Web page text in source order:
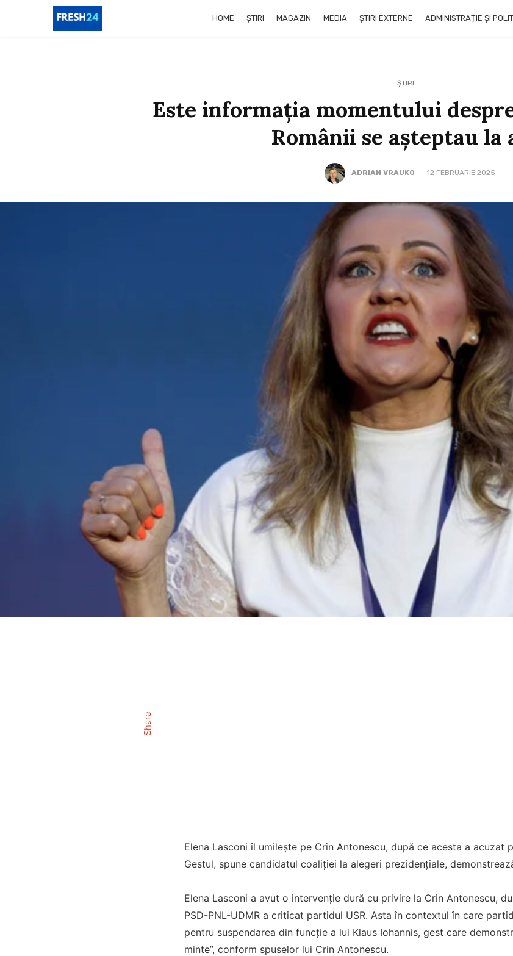
HOME ȘTIRI MAGAZIN MEDIA ȘTIRI EXTERNE ADMINISTRAȚIE ȘI
ȘTIRI
Este informația momentului
Românii se așteptau la
ADRIAN VRAUKO 12 FEBRUARIE 2025
Share
Elena Lasconi îl umilește pe Crin Antonescu, după ce acesta a acuzat
Gestul, spune candidatul coaliției la alegeri prezidențiale,
Elena Lasconi a avut o intervenție dură cu privire la Crin Antonescu,
PSD-PNL-UDMR a criticat partidul USR. Asta în contextul în care
pentru suspendarea din funcție a lui Klaus Iohannis, gest care
minte”, conform spuselor lui Crin Antonescu.